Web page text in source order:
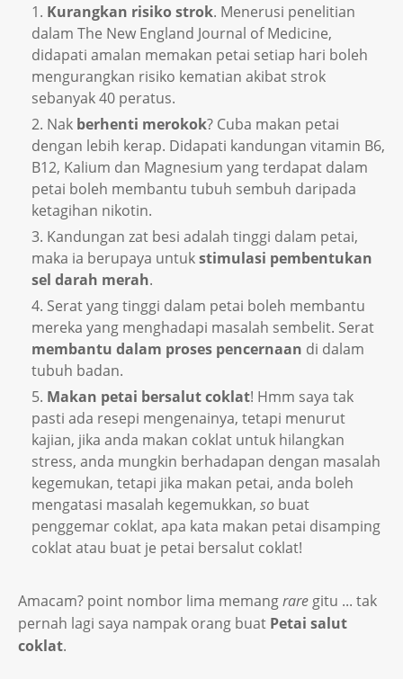
Kurangkan risiko strok. Menerusi penelitian
dalam The New England Journal of Medicine,
didapati amalan memakan petai setiap hari boleh
mengurangkan risiko kematian akibat strok
sebanyak 40 peratus.
Nak berhenti merokok? Cuba makan petai
dengan lebih kerap. Didapati kandungan vitamin B6,
B12, Kalium dan Magnesium yang terdapat dalam
petai boleh membantu tubuh sembuh daripada
ketagihan nikotin.
Kandungan zat besi adalah tinggi dalam petai,
maka ia berupaya untukstimulasi pembentukan
sel darah merah.
Serat yang tinggi dalam petai boleh membantu
mereka yang menghadapi masalah sembelit. Serat
membantu dalam proses pencernaan di dalam
tubuh badan.
Makan petai bersalut coklat! Hmm saya tak
pasti ada resepi mengenainya, tetapi menurut
kajian, jika anda makan coklat untuk hilangkan
stress, anda mungkin berhadapan dengan masalah
kegemukan, tetapi jika makan petai, anda boleh
mengatasi masalah kegemukkan, so buat
penggemar coklat, apa kata makan petai disamping
coklat atau buat je petai bersalut coklat!
Amacam? point nombor lima memangrare gitu ... tak
pernah lagi saya nampak orang buat Petai salut
coklat.